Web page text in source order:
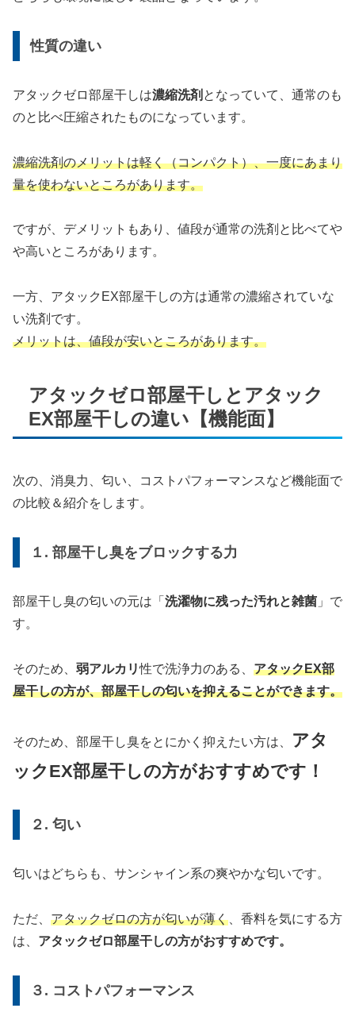
性質の違い
アタックゼロ部屋干しは濃縮洗剤 となっていて、通常のも
のと比べ圧縮されたものになっています。
濃縮洗剤のメリットは軽く（コンパクト）、一度にあまり
量を使わないところがあります。
ですが、デメリットもあり、値段が通常の洗剤と比べてや
や高いところがあります。
一方、アタックEX部屋干しの方は通常の濃縮されていな
い洗剤です。
メリットは、値段が安いところがあります。
アタックゼロ部屋干しとアタック
EX部屋干しの違い【機能面】
次の、消臭力、匂い、コストパフォーマンスなど機能面で
の比較＆紹介をします。
１. 部屋干し臭をブロックする力
部屋干し臭の匂いの元は「 洗濯物に残った汚れと雑菌 」で
す。
そのため、 弱アルカリ性で洗浄力のある、 アタックEX部
屋干しの方が、部屋干しの匂いを抑えることができます。
そのため、部屋干し臭をとにかく抑えたい方は、
アタ
ックEX部屋干しの方がおすすめです！
２. 匂い
匂いはどちらも、サンシャイン系の爽やかな匂いです。
ただ、 アタックゼロの方が匂いが薄く 、香料を気にする方
は、 アタックゼロ部屋干しの方がおすすめです。
３. コストパフォーマンス